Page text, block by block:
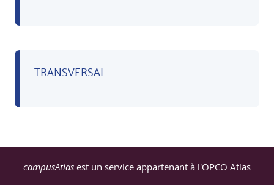
TRANSVERSAL
campusAtlas est un service appartenant à l'OPCO Atlas